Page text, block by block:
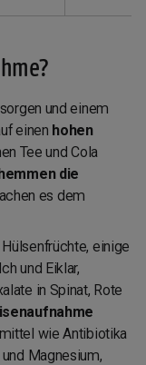
und einem
einen hohen
Tee und Cola
die
es dem
einige
und Eiklar,
in Spinat, Rote
wie Antibiotika
Magnesium,